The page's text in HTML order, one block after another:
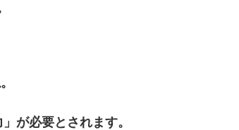
」が必要とされます。